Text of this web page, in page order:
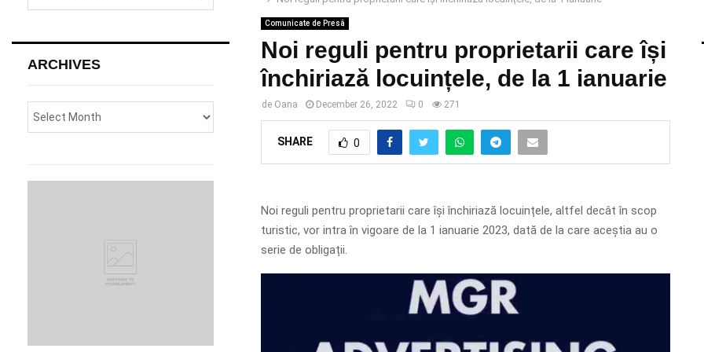
Comunicate de Presă
Noi reguli pentru proprietarii care își
închiriază locuințele, de la 1 ianuarie
de Oana December 26, 2022 0 271
SHARE 0
Noi reguli pentru proprietarii care își închiriază locuințele, altfel decât în scop
turistic, vor intra în vigoare de la 1 ianuarie 2023, dată de la care aceștia au o
serie de obligații.
h
o
:
H
ARCHIVES